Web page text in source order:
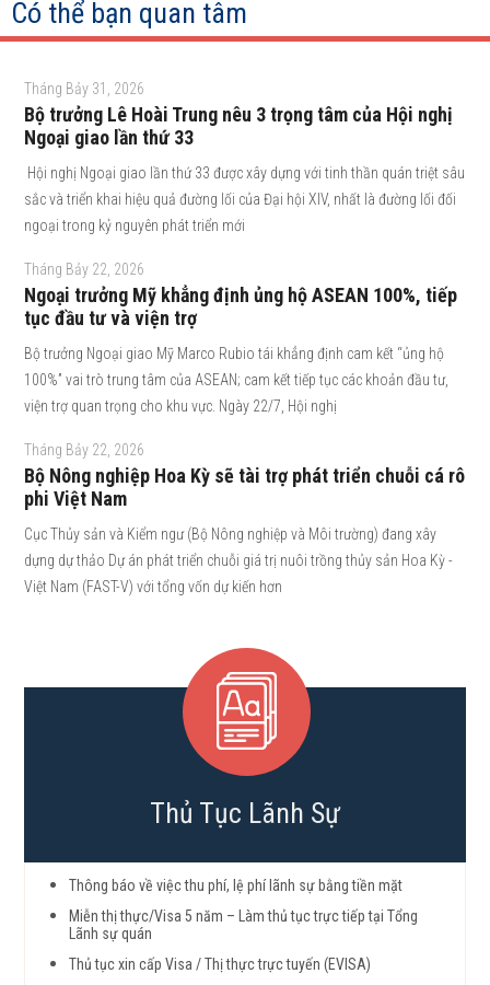
Có thể bạn quan tâm
Tháng Bảy 31, 2026
Bộ trưởng Lê Hoài Trung nêu 3 trọng tâm của Hội nghị
Ngoại giao lần thứ 33
Hội nghị Ngoại giao lần thứ 33 được xây dựng với tinh thần quán triệt sâu
sắc và triển khai hiệu quả đường lối của Đại hội XIV, nhất là đường lối đối
ngoại trong kỷ nguyên phát triển mới
Tháng Bảy 22, 2026
Ngoại trưởng Mỹ khẳng định ủng hộ ASEAN 100%, tiếp
tục đầu tư và viện trợ
Bộ trưởng Ngoại giao Mỹ Marco Rubio tái khẳng định cam kết “ủng hộ
100%” vai trò trung tâm của ASEAN; cam kết tiếp tục các khoản đầu tư,
viện trợ quan trọng cho khu vực. Ngày 22/7, Hội nghị
Tháng Bảy 22, 2026
Bộ Nông nghiệp Hoa Kỳ sẽ tài trợ phát triển chuỗi cá rô
phi Việt Nam
Cục Thủy sản và Kiểm ngư (Bộ Nông nghiệp và Môi trường) đang xây
dựng dự thảo Dự án phát triển chuỗi giá trị nuôi trồng thủy sản Hoa Kỳ -
Việt Nam (FAST-V) với tổng vốn dự kiến hơn
Thủ Tục Lãnh Sự
Thông báo về việc thu phí, lệ phí lãnh sự bằng tiền mặt
Miễn thị thực/Visa 5 năm – Làm thủ tục trực tiếp tại Tổng
Lãnh sự quán
Thủ tục xin cấp Visa / Thị thực trực tuyến (EVISA)